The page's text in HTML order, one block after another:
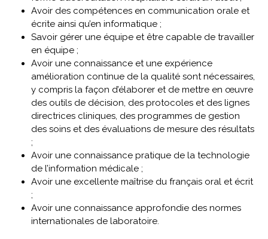
Avoir des compétences en communication orale et
écrite ainsi qu’en informatique ;
Savoir gérer une équipe et être capable de travailler
en équipe ;
Avoir une connaissance et une expérience
amélioration continue de la qualité sont nécessaires,
y compris la façon d’élaborer et de mettre en œuvre
des outils de décision, des protocoles et des lignes
directrices cliniques, des programmes de gestion
des soins et des évaluations de mesure des résultats
;
Avoir une connaissance pratique de la technologie
de l’information médicale ;
Avoir une excellente maîtrise du français oral et écrit
;
Avoir une connaissance approfondie des normes
internationales de laboratoire.